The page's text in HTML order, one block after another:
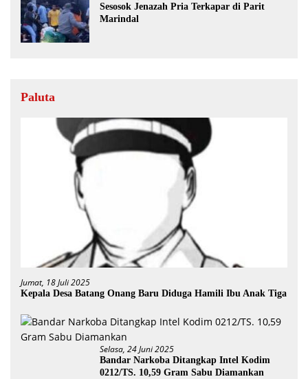
Sesosok Jenazah Pria Terkapar di Parit
Marindal
Paluta
Jumat, 18 Juli 2025
Kepala Desa Batang Onang Baru Diduga Hamili Ibu Anak Tiga
Selasa, 24 Juni 2025
Bandar Narkoba Ditangkap Intel Kodim
0212/TS. 10,59 Gram Sabu Diamankan